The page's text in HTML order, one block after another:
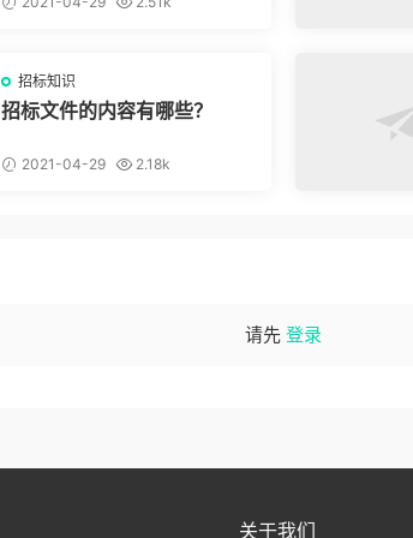
招标知识
招标文件的内容有哪些？
2021-04-29 2.18k
请先 登录
关于我们